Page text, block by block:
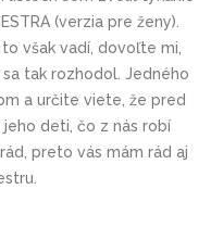
(verzia pre ženy).
však vadí, dovoľte mi,
tak rozhodol. Jedného
a určite viete, že pred
deti, čo z nás robí
preto vás mám rád aj